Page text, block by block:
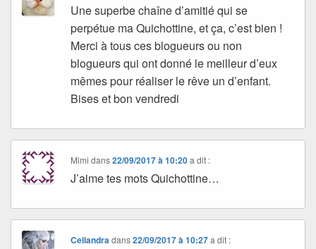
Une superbe chaîne d’amitié qui se
perpétue ma Quichottine, et ça, c’est bien !
Merci à tous ces blogueurs ou non
blogueurs qui ont donné le meilleur d’eux
mêmes pour réaliser le rêve un d’enfant.
Bises et bon vendredi
Mimi dans22/09/2017 à 10:20 a dit :
J’aime tes mots Quichottine…
Celiandradans22/09/2017 à 10:27 a dit :